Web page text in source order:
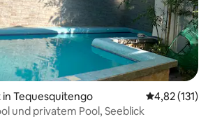
Tequesquitengo
4,82 (131)
und privatem Pool, Seeblick